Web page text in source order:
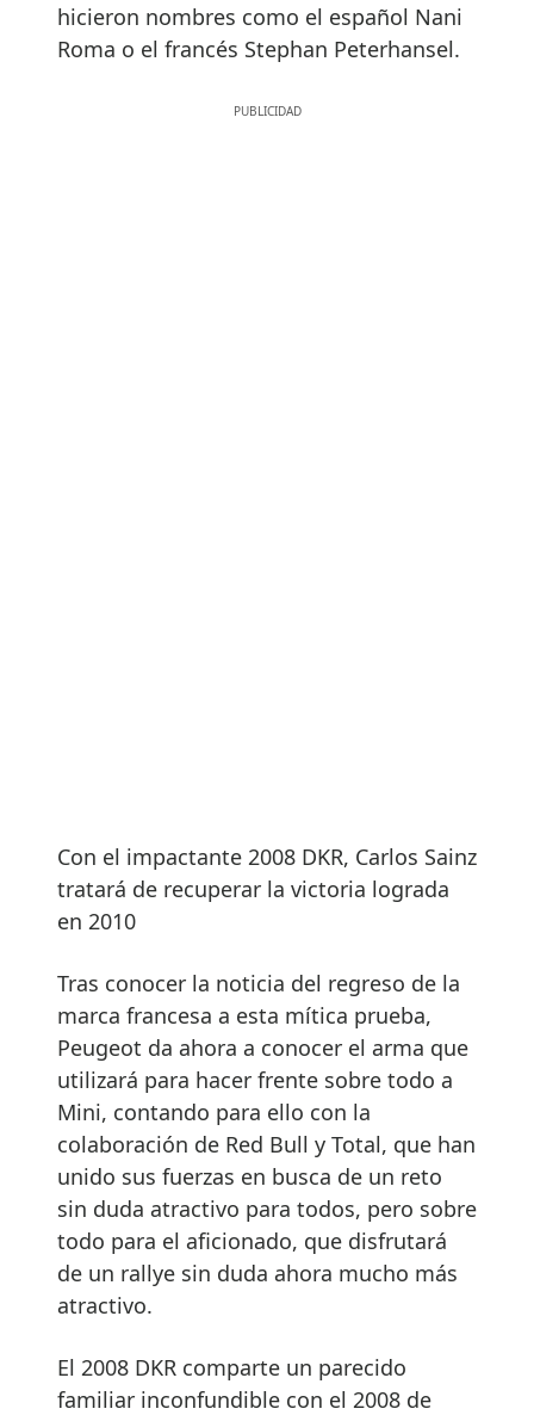
hicieron nombres como el español Nani
Roma o el francés Stephan Peterhansel.
Con el impactante 2008 DKR, Carlos Sainz
tratará de recuperar la victoria lograda
en 2010
Tras conocer la noticia del regreso de la
marca francesa a esta mítica prueba,
Peugeot da ahora a conocer el arma que
utilizará para hacer frente sobre todo a
Mini, contando para ello con la
colaboración de Red Bull y Total, que han
unido sus fuerzas en busca de un reto
sin duda atractivo para todos, pero sobre
todo para el aficionado, que disfrutará
de un rallye sin duda ahora mucho más
atractivo.
El 2008 DKR comparte un parecido
familiar inconfundible con el 2008 de